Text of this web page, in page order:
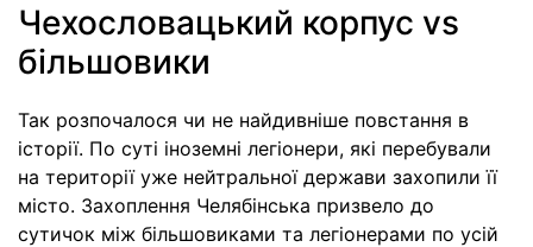
Чехословацький корпус vs
більшовики
Так розпочалося чи не найдивніше повстання в
історії. По суті іноземні легіонери, які перебували
на території уже нейтральної держави захопили її
місто. Захоплення Челябінська призвело до
сутичок між більшовиками та легіонерами по усій